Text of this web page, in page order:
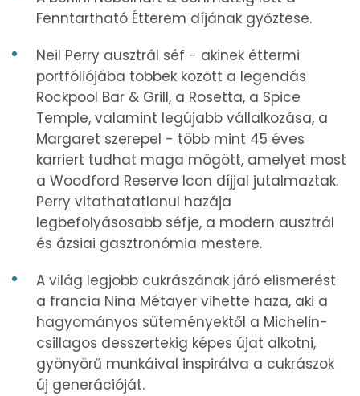
Fenntartható Étterem díjának győztese.
Neil Perry ausztrál séf - akinek éttermi
portfóliójába többek között a legendás
Rockpool Bar & Grill, a Rosetta, a Spice
Temple, valamint legújabb vállalkozása, a
Margaret szerepel - több mint 45 éves
karriert tudhat maga mögött, amelyet most
a Woodford Reserve Icon díjjal jutalmaztak.
Perry vitathatatlanul hazája
legbefolyásosabb séfje, a modern ausztrál
és ázsiai gasztronómia mestere.
A világ legjobb cukrászának járó elismerést
a francia Nina Métayer vihette haza, aki a
hagyományos süteményektől a Michelin-
csillagos desszertekig képes újat alkotni,
gyönyörű munkáival inspirálva a cukrászok
új generációját.